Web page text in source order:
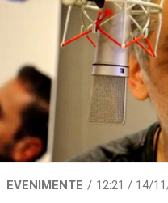
EVENIMENTE 12:21 / 14/